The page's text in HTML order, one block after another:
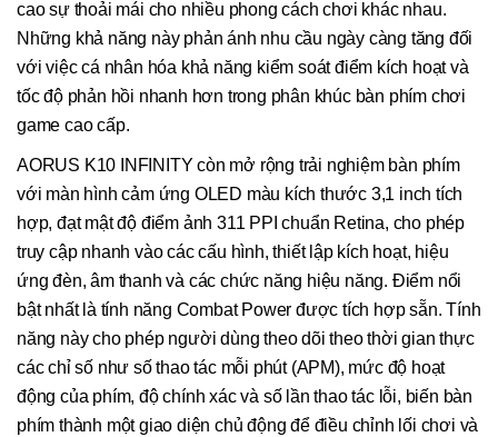
cao sự thoải mái cho nhiều phong cách chơi khác nhau.
Những khả năng này phản ánh nhu cầu ngày càng tăng đối
với việc cá nhân hóa khả năng kiểm soát điểm kích hoạt và
tốc độ phản hồi nhanh hơn trong phân khúc bàn phím chơi
game cao cấp.
AORUS K10 INFINITY còn mở rộng trải nghiệm bàn phím
với màn hình cảm ứng OLED màu kích thước 3,1 inch tích
hợp, đạt mật độ điểm ảnh 311 PPI chuẩn Retina, cho phép
truy cập nhanh vào các cấu hình, thiết lập kích hoạt, hiệu
ứng đèn, âm thanh và các chức năng hiệu năng. Điểm nổi
bật nhất là tính năng Combat Power được tích hợp sẵn. Tính
năng này cho phép người dùng theo dõi theo thời gian thực
các chỉ số như số thao tác mỗi phút (APM), mức độ hoạt
động của phím, độ chính xác và số lần thao tác lỗi, biến bàn
phím thành một giao diện chủ động để điều chỉnh lối chơi và